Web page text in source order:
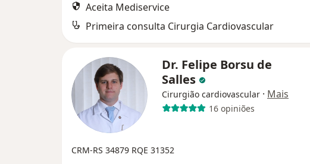
Aceita Mediservice
Primeira consulta Cirurgia Cardiovascular
Dr. Felipe Borsu de
Salles
Cirurgião cardiovascular · Mais
16 opiniões
CRM-RS 34879 RQE 31352